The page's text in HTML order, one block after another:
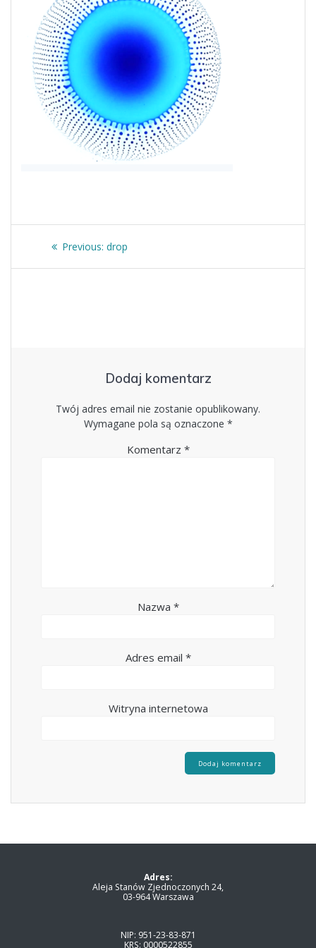
Nawigacja
wpisu
Previous: Previous
drop
Dodaj komentarz
Twój adres email nie zostanie opublikowany.
Wymagane pola są oznaczone *
Komentarz *
Nazwa *
Adres email *
Witryna internetowa
Adres:
Aleja Stanów Zjednoczonych 24,
03-964 Warszawa
NIP: 951-23-83-871
KRS: 0000522855